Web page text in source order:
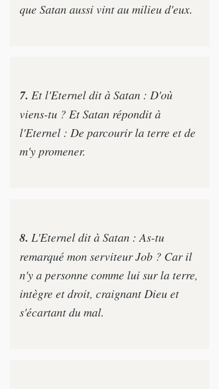
que Satan aussi vint au milieu d'eux.
7. Et l'Eternel dit à Satan : D'où
viens-tu ? Et Satan répondit à
l'Eternel : De parcourir la terre et de
m'y promener.
8. L'Eternel dit à Satan : As-tu
remarqué mon serviteur Job ? Car il
n'y a personne comme lui sur la terre,
intègre et droit, craignant Dieu et
s'écartant du mal.